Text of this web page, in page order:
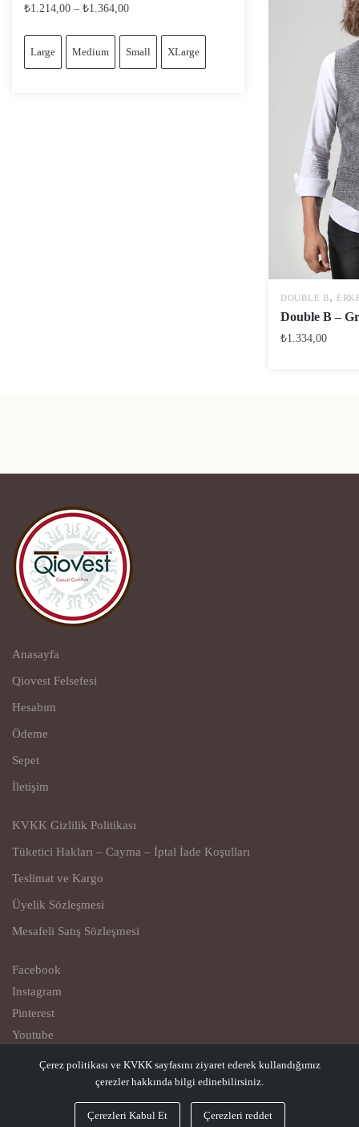
₺1.214,00 – ₺1.364,00
Large Medium Small XLarge
DOUBLE B,
Double B –
₺1.334,00
Anasayfa
Qiovest Felsefesi
Hesabım
Ödeme
Sepet
İletişim
KVKK Gizlilik Politikası
Tüketici Hakları – Cayma – İptal İade Koşulları
Teslimat ve Kargo
Üyelik Sözleşmesi
Mesafeli Satış Sözleşmesi
Facebook
Instagram
Pinterest
Youtube
© Copyright 2023
Qiovest – Casual Comfort
Çerez politikası ve KVKK sayfasını ziyaret ederek kullandığımız
çerezler hakkında bilgi edinebilirsiniz.
Çerezleri Kabul Et Çerezleri reddet